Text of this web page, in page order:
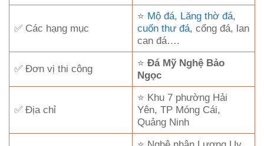
✅ Các hạng mục
⭐ Mộ đá, Lăng thờ đá,
cuốn thư đá, cổng đá, lan
can đá….
✅ Đơn vị thi công
⭐Đá Mỹ Nghệ Bảo
Ngọc
✅ Địa chỉ
⭐ Khu 7 phường Hải
Yên, TP Móng Cái,
Quảng Ninh